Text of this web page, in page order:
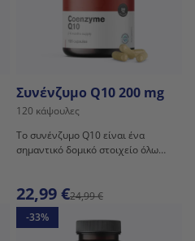
Συνένζυμο Q10 200 mg
120 κάψουλες
Το συνένζυμο Q10 είναι ένα
σημαντικό δομικό στοιχείο όλων
22,99 €24,99 €
-33%